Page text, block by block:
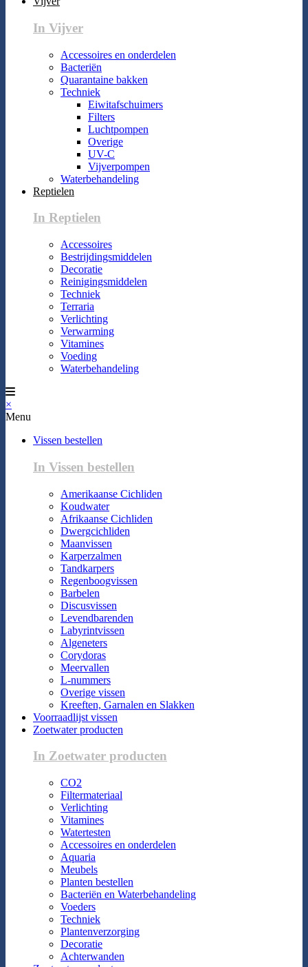
In Vijver
Accessoires en onderdelen
Bacteriën
Quarantaine bakken
Techniek
Eiwitafschuimers
Filters
Luchtpompen
Overige
UV-C
Vijverpompen
Waterbehandeling
Reptielen
In Reptielen
Accessoires
Bestrijdingsmiddelen
Decoratie
Reinigingsmiddelen
Techniek
Terraria
Verlichting
Verwarming
Vitamines
Voeding
Waterbehandeling
×
Menu
Vissen bestellen
In Vissen bestellen
Amerikaanse Cichliden
Koudwater
Afrikaanse Cichliden
Dwergcichliden
Maanvissen
Karperzalmen
Tandkarpers
Regenboogvissen
Barbelen
Discusvissen
Levendbarenden
Labyrintvissen
Algeneters
Corydoras
Meervallen
L-nummers
Overige vissen
Kreeften, Garnalen en Slakken
Voorraadlijst vissen
Zoetwater producten
In Zoetwater producten
CO2
Filtermateriaal
Verlichting
Vitamines
Watertesten
Accessoires en onderdelen
Aquaria
Meubels
Planten bestellen
Bacteriën en Waterbehandeling
Voeders
Techniek
Plantenverzorging
Decoratie
Achterwanden